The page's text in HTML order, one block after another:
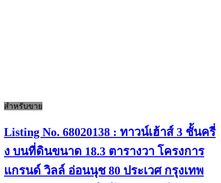
สำหรับขาย
Listing No. 68020138 : ทาวน์เฮ้าส์ 3 ชั้นครี่
ง บนที่ดินขนาด 18.3 ตารางวา โครงการ
แกรนด์ วิลล์ อ่อนนุช 80 ประเวศ กรุงเทพ